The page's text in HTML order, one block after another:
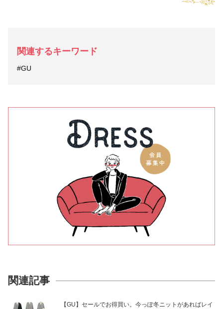
関連するキーワード
#GU
関連記事
【GU】セールでお得買い。今っぽ冬ニットがあればレイ